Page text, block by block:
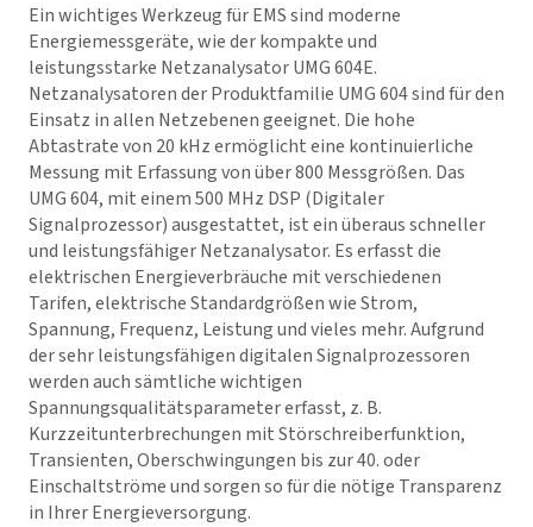
Ein wichtiges Werkzeug für EMS sind moderne
Energiemessgeräte, wie der kompakte und
leistungsstarke Netzanalysator UMG 604E.
Netzanalysatoren der Produktfamilie UMG 604 sind für den
Einsatz in allen Netzebenen geeignet. Die hohe
Abtastrate von 20 kHz ermöglicht eine kontinuierliche
Messung mit Erfassung von über 800 Messgrößen. Das
UMG 604, mit einem 500 MHz DSP (Digitaler
Signalprozessor) ausgestattet, ist ein überaus schneller
und leistungsfähiger Netzanalysator. Es erfasst die
elektrischen Energieverbräuche mit verschiedenen
Tarifen, elektrische Standardgrößen wie Strom,
Spannung, Frequenz, Leistung und vieles mehr. Aufgrund
der sehr leistungsfähigen digitalen Signalprozessoren
werden auch sämtliche wichtigen
Spannungsqualitätsparameter erfasst, z. B.
Kurzzeitunterbrechungen mit Störschreiberfunktion,
Transienten, Oberschwingungen bis zur 40. oder
Einschaltströme und sorgen so für die nötige Transparenz
in Ihrer Energieversorgung.